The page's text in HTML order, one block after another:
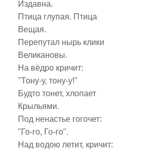
Издавна.
Птица глупая. Птица
Вещая.
Перепутал нырь клики
Великановы.
На вёдро кричит:
"Тону-у, тону-у!"
Будто тонет, хлопает
Крыльями.
Под ненастье гогочет:
"Го-го, Го-го".
Над водою летит, кричит: